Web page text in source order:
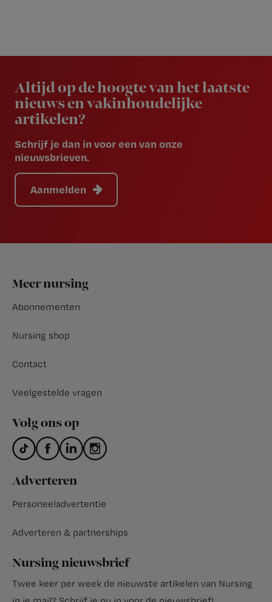
Altijd op de hoogte van het laatste
nieuws en vakinhoudelijke
artikelen?
Schrijf je dan in voor een van onze
nieuwsbrieven.
Aanmelden
Footer
Meer nursing
Abonnementen
Nursing shop
Contact
Veelgestelde vragen
Volg ons op
Adverteren
Personeeladvertentie
Adverteren & partnerships
Nursing nieuwsbrief
Twee keer per week de nieuwste artikelen van Nursing